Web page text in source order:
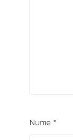
Nume *